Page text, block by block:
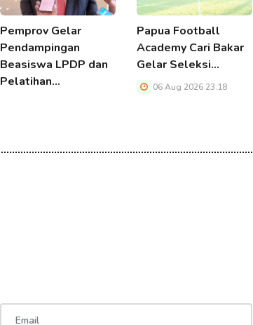
Pemprov Gelar
Pendampingan
Beasiswa LPDP dan
Pelatihan…
Papua Football
Academy Cari Bakar
Gelar Seleksi…
06 Aug 2026 23:18